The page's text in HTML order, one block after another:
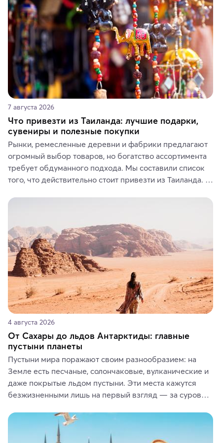
7 августа 2026
Что привезти из Таиланда: лучшие подарки,
сувениры и полезные покупки
Рынки, ремесленные деревни и фабрики предлагают
огромный выбор товаров, но богатство ассортимента
требует обдуманного подхода. Мы составили список
того, что действительно стоит привезти из Таиланда.
средства, одежду, украшения, предметы интерьера
где их купить.
4 августа 2026
От Сахары до льдов Антарктиды: главные
пустыни планеты
Пустыни мира поражают своим разнообразием: на
Земле есть песчаные, солончаковые, вулканические и
даже покрытые льдом пустыни. Эти места кажутся
безжизненными лишь на первый взгляд — за суровой
животные и маршруты, которые дарят одни из самых
ярких впечатлений от путешествий.